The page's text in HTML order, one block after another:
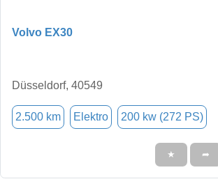
Volvo EX30
Düsseldorf, 40549
2.500 km Elektro 200 kw (272 PS)
★ ➦